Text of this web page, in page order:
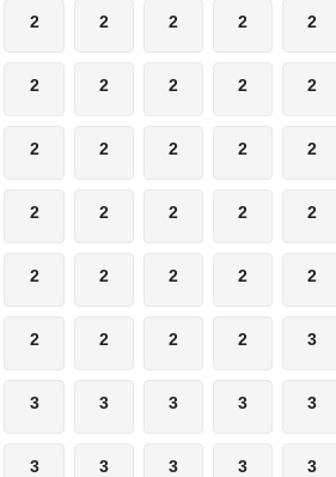
2 2 2 2 2
2 2 2 2 2
2 2 2 2 2
2 2 2 2 2
2 2 2 2 2
2 2 2 2 3
3 3 3 3 3
3 3 3 3 3